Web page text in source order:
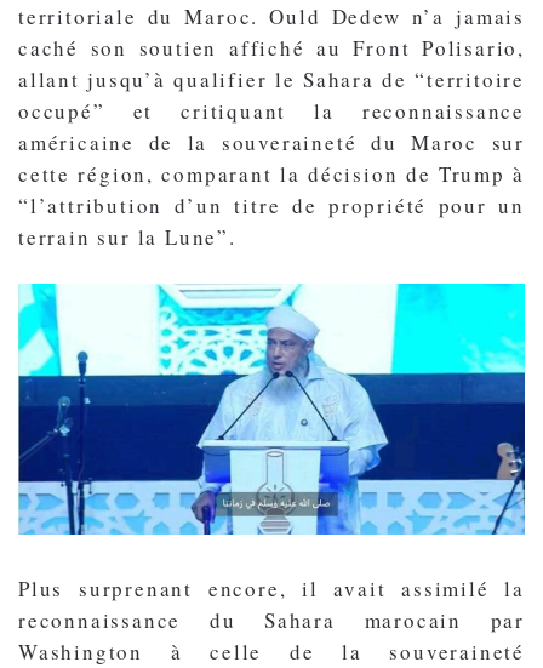
territoriale du Maroc. Ould Dedew n’a jamais
caché son soutien affiché au Front Polisario,
allant jusqu’à qualifier le Sahara de “territoire
occupé” et critiquant la reconnaissance
américaine de la souveraineté du Maroc sur
cette région, comparant la décision de Trump à
“l’attribution d’un titre de propriété pour un
terrain sur la Lune”.
Plus surprenant encore, il avait assimilé la
reconnaissance du Sahara marocain par
Washington à celle de la souveraineté